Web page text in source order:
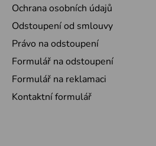
Ochrana osobních údajů
Odstoupení od smlouvy
Právo na odstoupení
Formulář na odstoupení
Formulář na reklamaci
Kontaktní formulář